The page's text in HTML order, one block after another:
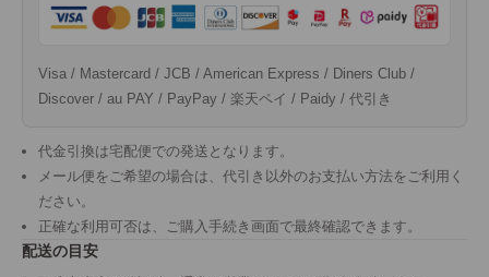
Visa / Mastercard / JCB / American Express / Diners Club /
Discover / au PAY / PayPay / 楽天ペイ / Paidy / 代引き
代金引換は宅配便での発送となります。
メール便をご希望の場合は、代引き以外のお支払い方法をご利用く
ださい。
正確な利用可否は、ご購入手続き画面で最終確認できます。
配送の目安